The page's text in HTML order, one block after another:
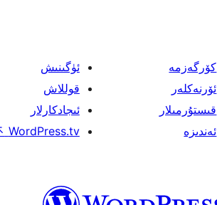
كۆرگەزمە
ئۆرنەكلەر
قىستۇرمىلار
ئەندىزە
ئۈگىنىش
قوللاش
ئىجادكارلار
WordPress.tv